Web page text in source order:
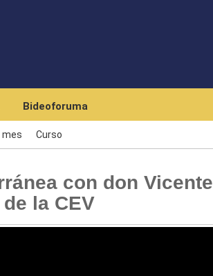
Bideoforuma
mes Curso
con don Vicente
la CEV